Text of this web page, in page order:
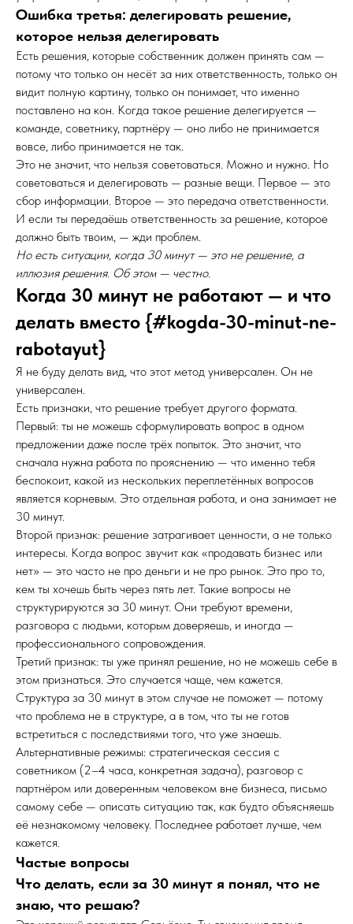
Ошибка третья: делегировать решение,
которое нельзя делегировать
Есть решения, которые собственник должен принять сам —
потому что только он несёт за них ответственность, только он
видит полную картину, только он понимает, что именно
поставлено на кон. Когда такое решение делегируется —
команде, советнику, партнёру — оно либо не принимается
вовсе, либо принимается не так.
Это не значит, что нельзя советоваться. Можно и нужно. Но
советоваться и делегировать — разные вещи. Первое — это
сбор информации. Второе — это передача ответственности.
И если ты передаёшь ответственность за решение, которое
должно быть твоим, — жди проблем.
Но есть ситуации, когда 30 минут — это не решение, а
иллюзия решения. Об этом — честно.
Когда 30 минут не работают — и что
делать вместо {#kogda-30-minut-ne-
rabotayut}
Я не буду делать вид, что этот метод универсален. Он не
универсален.
Есть признаки, что решение требует другого формата.
Первый: ты не можешь сформулировать вопрос в одном
предложении даже после трёх попыток. Это значит, что
сначала нужна работа по прояснению — что именно тебя
беспокоит, какой из нескольких переплетённых вопросов
является корневым. Это отдельная работа, и она занимает не
30 минут.
Второй признак: решение затрагивает ценности, а не только
интересы. Когда вопрос звучит как «продавать бизнес или
нет» — это часто не про деньги и не про рынок. Это про то,
кем ты хочешь быть через пять лет. Такие вопросы не
структурируются за 30 минут. Они требуют времени,
разговора с людьми, которым доверяешь, и иногда —
профессионального сопровождения.
Третий признак: ты уже принял решение, но не можешь себе в
этом признаться. Это случается чаще, чем кажется.
Структура за 30 минут в этом случае не поможет — потому
что проблема не в структуре, а в том, что ты не готов
встретиться с последствиями того, что уже знаешь.
Альтернативные режимы: стратегическая сессия с
советником (2–4 часа, конкретная задача), разговор с
партнёром или доверенным человеком вне бизнеса, письмо
самому себе — описать ситуацию так, как будто объясняешь
её незнакомому человеку. Последнее работает лучше, чем
кажется.
Частые вопросы
Что делать, если за 30 минут я понял, что не
знаю, что решаю?